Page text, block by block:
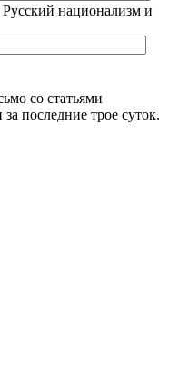
Русский национализм и
со статьями
последние трое суток.